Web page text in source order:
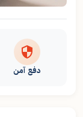
دفع آمن